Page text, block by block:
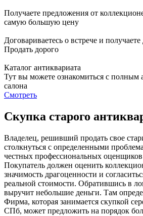
Получаете предложения от
самую большую цену
Договариваетесь о встрече и получаете
Продать дорого
Каталог антиквариата
Тут вы можете ознакомиться с полным
салона
Смотреть
Скупка старого
Владелец, решивший продать свое
столкнуться с определенными
честных профессиональных оценщиков
Покупатель должен оценить
значимость драгоценности и
реальной стоимости. Обратившись в
выручит небольшие деньги. Там
Фирма, которая занимается скупкой
СПб, может предложить на порядок